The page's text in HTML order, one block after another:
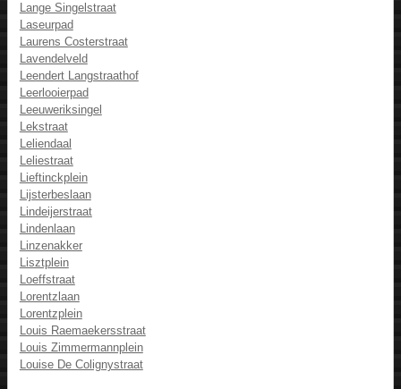
Lange Singelstraat
Laseurpad
Laurens Costerstraat
Lavendelveld
Leendert Langstraathof
Leerlooierpad
Leeuweriksingel
Lekstraat
Leliendaal
Leliestraat
Lieftinckplein
Lijsterbeslaan
Lindeijerstraat
Lindenlaan
Linzenakker
Lisztplein
Loeffstraat
Lorentzlaan
Lorentzplein
Louis Raemaekersstraat
Louis Zimmermannplein
Louise De Colignystraat